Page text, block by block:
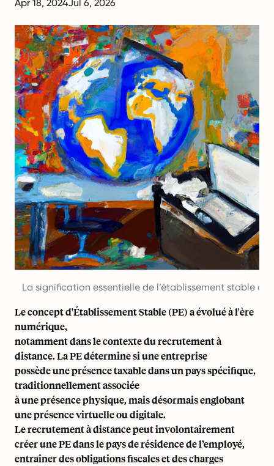
Apr 18, 2024Jul 6, 2026
La signification essentielle de l’établissement stable à
Le concept d'Établissement Stable (PE) a évolué à l'ère
numérique,
notamment dans le contexte du recrutement à
distance. La PE détermine si une entreprise
possède une présence taxable dans un pays spécifique,
traditionnellement associée
à une présence physique, mais désormais englobant
une présence virtuelle ou digitale.
Le recrutement à distance peut involontairement
créer une PE dans le pays de résidence de l’employé,
entraîner des obligations fiscales et des charges